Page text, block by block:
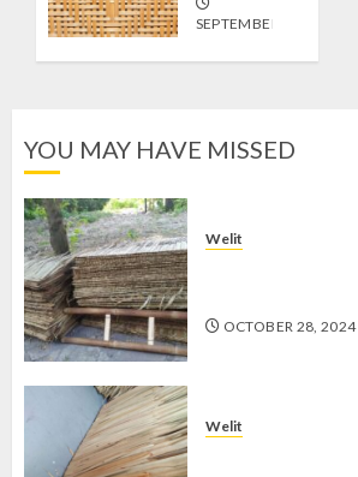
SEPTEMBER
0
YOU MAY HAVE MISSED
Welit
OCTOBER 28, 2024
Welit